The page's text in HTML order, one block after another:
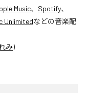
Music、 Spotify、
Unlimitedなどの音楽配
み)